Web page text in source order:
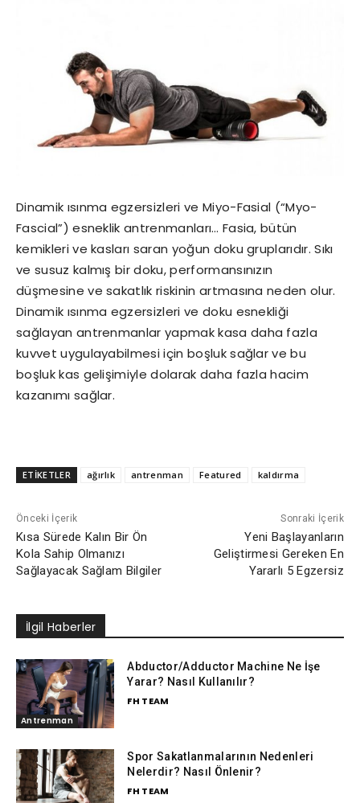
Dinamik ısınma egzersizleri ve Miyo-Fasial (“Myo-
Fascial”) esneklik antrenmanları… Fasia, bütün
kemikleri ve kasları saran yoğun doku gruplarıdır. Sıkı
ve susuz kalmış bir doku, performansınızın
düşmesine ve sakatlık riskinin artmasına neden olur.
Dinamik ısınma egzersizleri ve doku esnekliği
sağlayan antrenmanlar yapmak kasa daha fazla
kuvvet uygulayabilmesi için boşluk sağlar ve bu
boşluk kas gelişimiyle dolarak daha fazla hacim
kazanımı sağlar.
ETİKETLER ağırlık antrenman Featured kaldırma
Önceki İçerik
Kısa Sürede Kalın Bir Ön
Kola Sahip Olmanızı
Sağlayacak Sağlam Bilgiler
Sonraki İçerik
Yeni Başlayanların
Geliştirmesi Gereken En
Yararlı 5 Egzersiz
İlgil Haberler
Antrenman
Abductor/Adductor Machine Ne İşe
Yarar? Nasıl Kullanılır?
FH TEAM
Spor Sakatlanmalarının Nedenleri
Nelerdir? Nasıl Önlenir?
FH TEAM